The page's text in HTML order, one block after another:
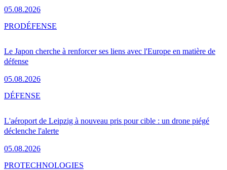
05.08.2026
Le Japon cherche à renforcer ses liens avec l'Europe en matière de
défense
05.08.2026
PRODÉFENSE
L'aéroport de Leipzig à nouveau pris pour cible : un drone piégé
déclenche l'alerte
05.08.2026
DÉFENSE
PROTECHNOLOGIES